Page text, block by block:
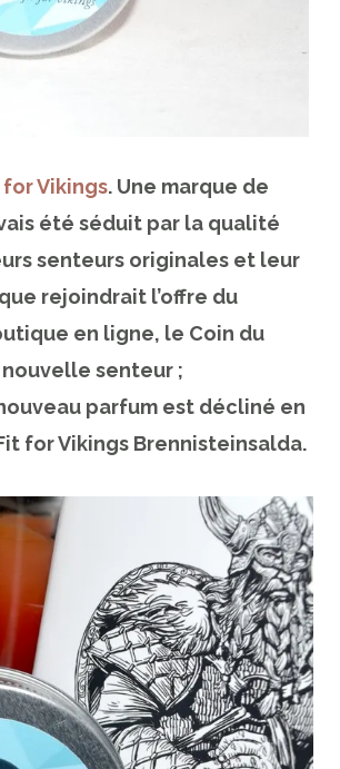
for Vikings. Une marque de
été séduit par la qualité
senteurs originales et leur
rejoindrait l’offre du
en ligne, le Coin du
nouvelle senteur ;
parfum est décliné en
for Vikings Brennisteinsalda.